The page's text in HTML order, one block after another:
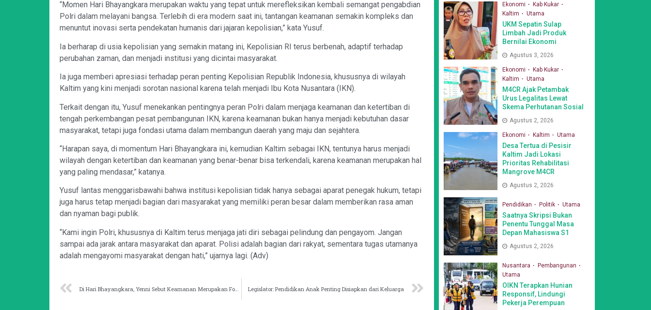
“Momen Hari Bhayangkara merupakan waktu yang tepat untuk merefleksikan kembali semangat pengabdian
Polri dalam melayani bangsa. Terlebih di era modern saat ini, tantangan keamanan semakin kompleks dan
menuntut inovasi serta pendekatan humanis dari jajaran kepolisian,” kata Yusuf.
Ia berharap di usia kepolisian yang semakin matang ini, Kepolisian RI terus berbenah, adaptif terhadap
perubahan zaman, dan menjadi institusi yang dicintai masyarakat.
Ia juga memberi apresiasi terhadap peran penting Kepolisian Republik Indonesia, khususnya di wilayah
Kaltim yang kini menjadi sorotan nasional karena telah menjadi Ibu Kota Nusantara (IKN).
Terkait dengan itu, Yusuf menekankan pentingnya peran Polri dalam menjaga keamanan dan ketertiban di
tengah perkembangan pesat pembangunan IKN, karena keamanan bukan hanya menjadi kebutuhan dasar
masyarakat, tetapi juga fondasi utama dalam membangun daerah yang maju dan sejahtera.
“Harapan saya, di momentum Hari Bhayangkara ini, kemudian Kaltim sebagai IKN, tentunya harus menjadi
wilayah dengan ketertiban dan keamanan yang benar-benar bisa terkendali, karena keamanan merupakan hal
yang paling mendasar,” katanya.
Yusuf lantas menggarisbawahi bahwa institusi kepolisian tidak hanya sebagai aparat penegak hukum, tetapi
juga harus tetap menjadi bagian dari masyarakat yang memiliki peran besar dalam memberikan rasa aman
dan nyaman bagi publik.
“Kami ingin Polri, khususnya di Kaltim terus menjaga jati diri sebagai pelindung dan pengayom. Jangan
sampai ada jarak antara masyarakat dan aparat. Polisi adalah bagian dari rakyat, sementara tugas utamanya
adalah mengayomi masyarakat dengan hati,” ujarnya lagi. (Adv)
Legislator: Pendidikan Anak Penting Disiapkan dari Keluarga
Ekonomi
Kab Kukar
Kaltim
Utama
UKM Sepatin Sulap
Limbah Jadi Produk
Bernilai Ekonomi
Agustus 3, 2026
Ekonomi
Kab Kukar
Kaltim
Utama
M4CR Ajak Petambak
Urus Legalitas Lewat
Skema Perhutanan Sosial
Agustus 2, 2026
Ekonomi Kaltim Utama
Desa Tertua di Pesisir
Kaltim Jadi Lokasi
Prioritas Rehabilitasi
Mangrove M4CR
Agustus 2, 2026
Pendidikan Politik Utama
Saatnya Skripsi Bukan
Penentu Tunggal Masa
Depan Mahasiswa S1
Agustus 2, 2026
Nusantara
Pembangunan
Utama
OIKN Terapkan Hunian
Responsif, Lindungi
Pekerja Perempuan